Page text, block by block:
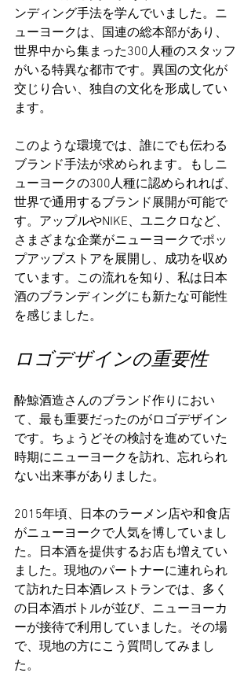
ンディング手法を学んでいました。ニ
ューヨークは、国連の総本部があり、
世界中から集まった300人種のスタッフ
がいる特異な都市です。異国の文化が
交じり合い、独自の文化を形成してい
ます。
このような環境では、誰にでも伝わる
ブランド手法が求められます。もしニ
ューヨークの300人種に認められれば、
世界で通用するブランド展開が可能で
す。アップルやNIKE、ユニクロなど、
さまざまな企業がニューヨークでポッ
プアップストアを展開し、成功を収め
ています。この流れを知り、私は日本
酒のブランディングにも新たな可能性
を感じました。
ロゴデザインの重要性
酔鯨酒造さんのブランド作りにおい
て、最も重要だったのがロゴデザイン
です。ちょうどその検討を進めていた
時期にニューヨークを訪れ、忘れられ
ない出来事がありました。
2015年頃、日本のラーメン店や和食店
がニューヨークで人気を博していまし
た。日本酒を提供するお店も増えてい
ました。現地のパートナーに連れられ
て訪れた日本酒レストランでは、多く
の日本酒ボトルが並び、ニューヨーカ
ーが接待で利用していました。その場
で、現地の方にこう質問してみまし
た。